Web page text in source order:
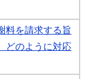
料を請求する旨
どのように対応